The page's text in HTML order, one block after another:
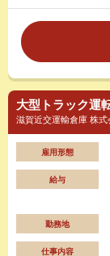
大型トラック運
滋賀近交運輸倉庫 株式
雇用形態
給与
勤務地
仕事内容